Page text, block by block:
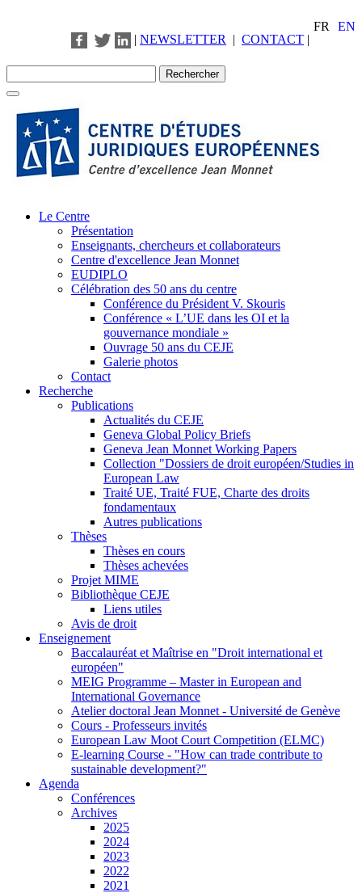
FR
EN
| NEWSLETTER | CONTACT |
Le Centre
Présentation
Enseignants, chercheurs et collaborateurs
Centre d'excellence Jean Monnet
EUDIPLO
Célébration des 50 ans du centre
Conférence du Président V. Skouris
Conférence « L’UE dans les OI et la
gouvernance mondiale »
Ouvrage 50 ans du CEJE
Galerie photos
Contact
Recherche
Publications
Actualités du CEJE
Geneva Global Policy Briefs
Geneva Jean Monnet Working Papers
Collection "Dossiers de droit européen/Studies in
European Law
Traité UE, Traité FUE, Charte des droits
fondamentaux
Autres publications
Thèses
Thèses en cours
Thèses achevées
Projet MIME
Bibliothèque CEJE
Liens utiles
Avis de droit
Enseignement
Baccalauréat et Maîtrise en "Droit international et
européen"
MEIG Programme – Master in European and
International Governance
Atelier doctoral Jean Monnet - Université de Genève
Cours - Professeurs invités
European Law Moot Court Competition (ELMC)
E-learning Course - "How can trade contribute to
sustainable development?"
Agenda
Conférences
Archives
2025
2024
2023
2022
2021